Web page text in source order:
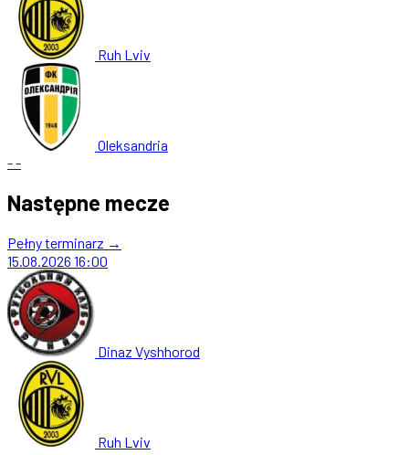
Ruh Lviv
Oleksandria
--
Następne mecze
Pełny terminarz →
15.08.2026 16:00
Dinaz Vyshhorod
Ruh Lviv